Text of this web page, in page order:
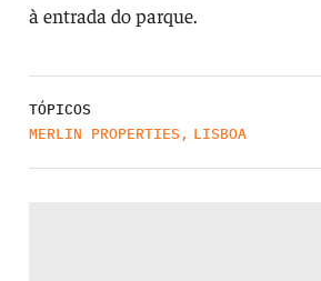
à entrada do parque.
TÓPICOS
MERLIN PROPERTIES , LISBOA